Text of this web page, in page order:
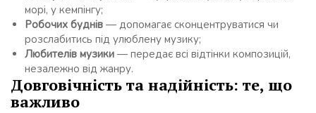
морі, у кемпінгу;
Робочих буднів — допомагає сконцентруватися чи
розслабитись під улюблену музику;
Любителів музики — передає всі відтінки композицій,
незалежно від жанру.
Довговічність та надійність: те, що
важливо